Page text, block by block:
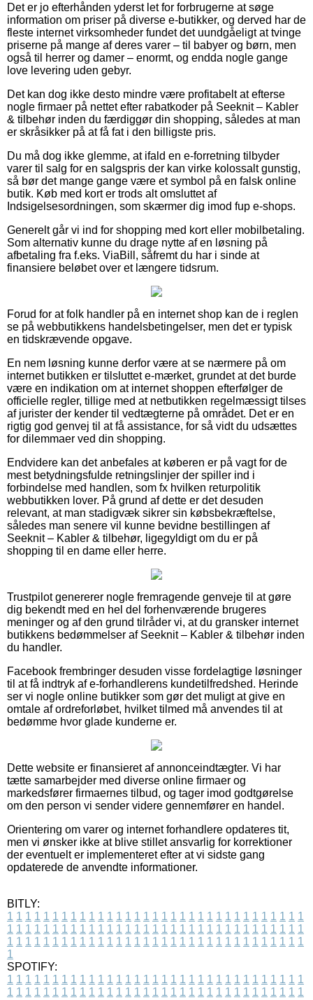
Det er jo efterhånden yderst let for forbrugerne at søge
information om priser på diverse e-butikker, og derved har de
fleste internet virksomheder fundet det uundgåeligt at tvinge
priserne på mange af deres varer – til babyer og børn, men
også til herrer og damer – enormt, og endda nogle gange
love levering uden gebyr.
Det kan dog ikke desto mindre være profitabelt at efterse
nogle firmaer på nettet efter rabatkoder på Seeknit – Kabler
& tilbehør inden du færdiggør din shopping, således at man
er skråsikker på at få fat i den billigste pris.
Du må dog ikke glemme, at ifald en e-forretning tilbyder
varer til salg for en salgspris der kan virke kolossalt gunstig,
så bør det mange gange være et symbol på en falsk online
butik. Køb med kort er trods alt omsluttet af
Indsigelsesordningen, som skærmer dig imod fup e-shops.
Generelt går vi ind for shopping med kort eller mobilbetaling.
Som alternativ kunne du drage nytte af en løsning på
afbetaling fra f.eks. ViaBill, såfremt du har i sinde at
finansiere beløbet over et længere tidsrum.
Forud for at folk handler på en internet shop kan de i reglen
se på webbutikkens handelsbetingelser, men det er typisk
en tidskrævende opgave.
En nem løsning kunne derfor være at se nærmere på om
internet butikken er tilsluttet e-mærket, grundet at det burde
være en indikation om at internet shoppen efterfølger de
officielle regler, tillige med at netbutikken regelmæssigt tilses
af jurister der kender til vedtægterne på området. Det er en
rigtig god genvej til at få assistance, for så vidt du udsættes
for dilemmaer ved din shopping.
Endvidere kan det anbefales at køberen er på vagt for de
mest betydningsfulde retningslinjer der spiller ind i
forbindelse med handlen, som fx hvilken returpolitik
webbutikken lover. På grund af dette er det desuden
relevant, at man stadigvæk sikrer sin købsbekræftelse,
således man senere vil kunne bevidne bestillingen af
Seeknit – Kabler & tilbehør, ligegyldigt om du er på
shopping til en dame eller herre.
Trustpilot genererer nogle fremragende genveje til at gøre
dig bekendt med en hel del forhenværende brugeres
meninger og af den grund tilråder vi, at du gransker internet
butikkens bedømmelser af Seeknit – Kabler & tilbehør inden
du handler.
Facebook frembringer desuden visse fordelagtige løsninger
til at få indtryk af e-forhandlerens kundetilfredshed. Herinde
ser vi nogle online butikker som gør det muligt at give en
omtale af ordreforløbet, hvilket tilmed må anvendes til at
bedømme hvor glade kunderne er.
Dette website er finansieret af annonceindtægter. Vi har
tætte samarbejder med diverse online firmaer og
markedsfører firmaernes tilbud, og tager imod godtgørelse
om den person vi sender videre gennemfører en handel.
Orientering om varer og internet forhandlere opdateres tit,
men vi ønsker ikke at blive stillet ansvarlig for korrektioner
der eventuelt er implementeret efter at vi sidste gang
opdaterede de anvendte informationer.
BITLY:
1 1 1 1 1 1 1 1 1 1 1 1 1 1 1 1 1 1 1 1 1 1 1 1 1 1 1 1 1 1 1 1 1
1 1 1 1 1 1 1 1 1 1 1 1 1 1 1 1 1 1 1 1 1 1 1 1 1 1 1 1 1 1 1 1 1
1 1 1 1 1 1 1 1 1 1 1 1 1 1 1 1 1 1 1 1 1 1 1 1 1 1 1 1 1 1 1 1 1
1
SPOTIFY:
1 1 1 1 1 1 1 1 1 1 1 1 1 1 1 1 1 1 1 1 1 1 1 1 1 1 1 1 1 1 1 1 1
1 1 1 1 1 1 1 1 1 1 1 1 1 1 1 1 1 1 1 1 1 1 1 1 1 1 1 1 1 1 1 1 1